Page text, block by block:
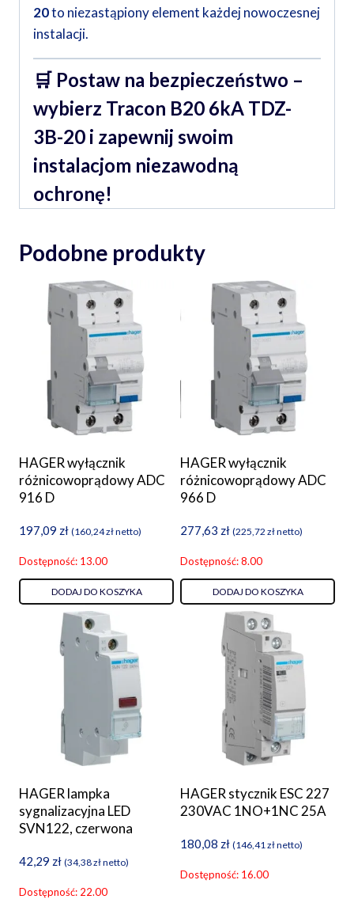
20to niezastąpiony element każdej nowoczesnej
instalacji.
🛒 Postaw na bezpieczeństwo –
wybierz Tracon B20 6kA TDZ-
3B-20 i zapewnij swoim
instalacjom niezawodną
ochronę!
Podobne produkty
HAGER wyłącznik
różnicowoprądowy ADC
916 D
197,09 zł (160,24złnetto)
Dostępność: 13.00
DODAJ DO KOSZYKA
HAGER wyłącznik
różnicowoprądowy ADC
966 D
277,63 zł (225,72 złnetto)
Dostępność: 8.00
DODAJ DO KOSZYKA
HAGER lampka
sygnalizacyjna LED
SVN122, czerwona
42,29 zł (34,38złnetto)
Dostępność: 22.00
HAGER stycznik ESC 227
230VAC 1NO+1NC 25A
180,08 zł (146,41 złnetto)
Dostępność: 16.00